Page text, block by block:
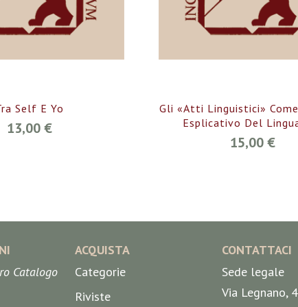
Self E Yo
13,00 €
Gli «atti Linguistici»
Esplicativo Del
15,00 €
Catalogo
ACQUISTA
Categorie
Riviste
CONTATTACI
Sede legale
Via Legnano,